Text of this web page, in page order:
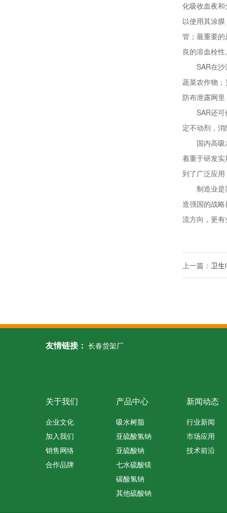
化吸收血夜
以使用其涂
管；最重要
良的溶血栓性
SAR在沙漠
蔬菜农作物
防布泄露网
SAR还可作
定不动剂，
国内高吸水
着重于研发
到了广泛应
制造业是我
造强国的战
流方向，更
上一篇： 卫生
友情链接： 长春货架厂
关于我们
企业文化
加入我们
销售网络
合作品牌
产品中心
吸水树脂
亚硫酸氢钠
亚硫酸钠
七水硫酸镁
碳酸氢钠
其他硫酸钠
新闻动态
行业新闻
市场应用
技术前沿